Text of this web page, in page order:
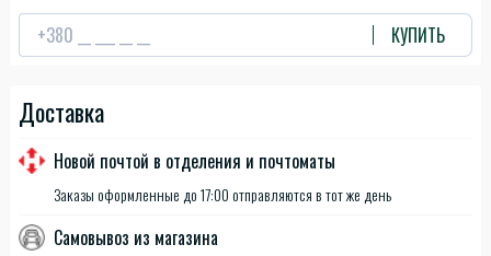
КУПИТЬ
Доставка
Новой почтой в отделения и почтоматы
Заказы оформленные до 17:00 отправляются в тот же день
Самовывоз из магазина